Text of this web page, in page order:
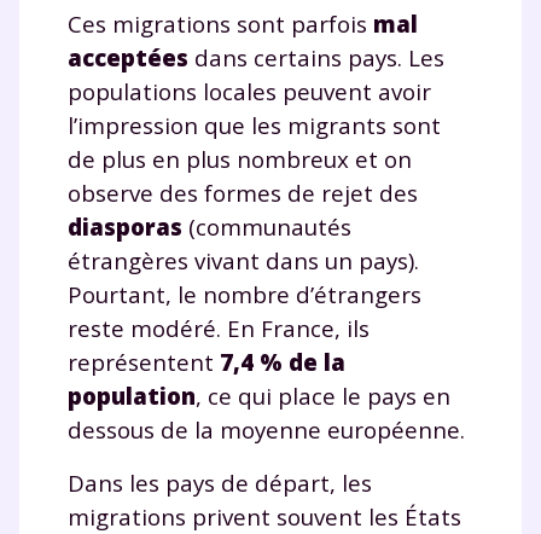
Ces migrations sont parfois mal
acceptées dans certains pays. Les
populations locales peuvent avoir
l’impression que les migrants sont
de plus en plus nombreux et on
observe des formes de rejet des
diasporas (communautés
étrangères vivant dans un pays).
Pourtant, le nombre d’étrangers
reste modéré. En France, ils
représentent 7,4 % de la
population, ce qui place le pays en
dessous de la moyenne européenne.
Dans les pays de départ, les
migrations privent souvent les États